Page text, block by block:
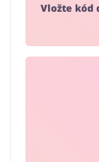
Vložte kód